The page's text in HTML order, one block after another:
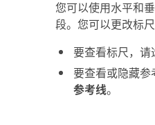
您可以使用水平和
段。您可以更改标
要查看标尺，
要查看或隐藏
参考线。